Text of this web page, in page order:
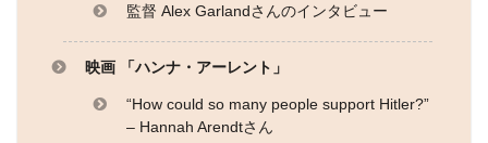
監督 Alex Garlandさんのインタビュー
映画 「ハンナ・アーレント」
“How could so many people support Hitler?”
– Hannah Arendtさん